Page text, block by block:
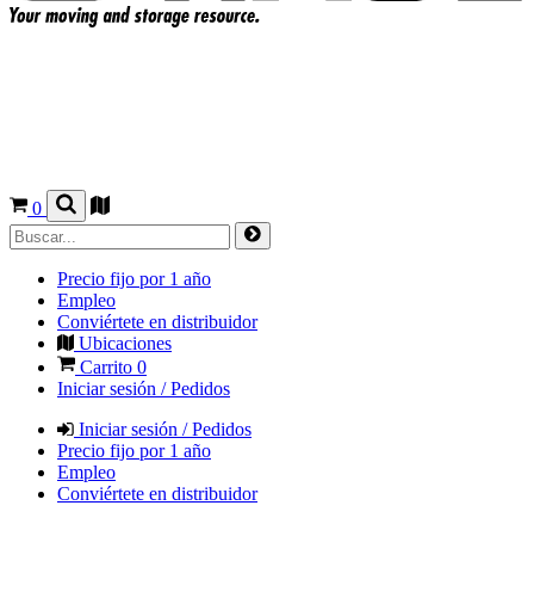
0
Precio fijo por 1 año
Empleo
Conviértete en distribuidor
Ubicaciones
Carrito 0
Iniciar sesión / Pedidos
Iniciar sesión / Pedidos
Precio fijo por 1 año
Empleo
Conviértete en distribuidor